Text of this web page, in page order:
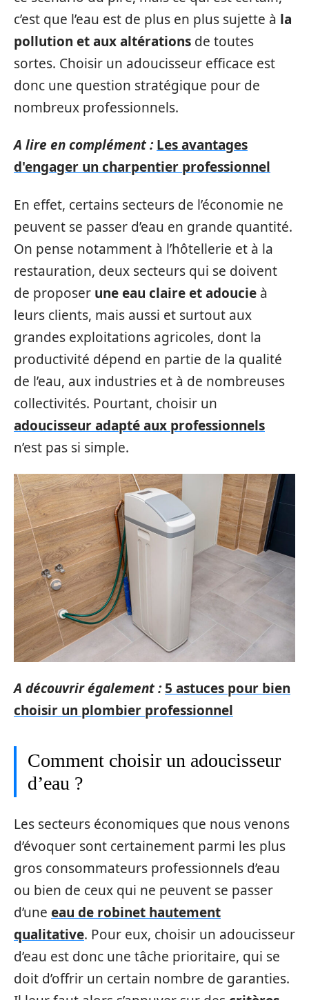
c’est que l’eau est de plus en plus sujette à la
pollution et aux altérations de toutes
sortes. Choisir un adoucisseur efficace est
donc une question stratégique pour de
nombreux professionnels.
A lire en complément : Les avantages
d'engager un charpentier professionnel
En effet, certains secteurs de l’économie ne
peuvent se passer d’eau en grande quantité.
On pense notamment à l’hôtellerie et à la
restauration, deux secteurs qui se doivent
de proposer une eau claire et adoucie à
leurs clients, mais aussi et surtout aux
grandes exploitations agricoles, dont la
productivité dépend en partie de la qualité
de l’eau, aux industries et à de nombreuses
collectivités. Pourtant, choisir un
adoucisseur adapté aux professionnels
n’est pas si simple.
A découvrir également : 5 astuces pour bien
choisir un plombier professionnel
Comment choisir un adoucisseur
d’eau ?
Les secteurs économiques que nous venons
d’évoquer sont certainement parmi les plus
gros consommateurs professionnels d’eau
ou bien de ceux qui ne peuvent se passer
d’une eau de robinet hautement
qualitative. Pour eux, choisir un adoucisseur
d’eau est donc une tâche prioritaire, qui se
doit d’offrir un certain nombre de garanties.